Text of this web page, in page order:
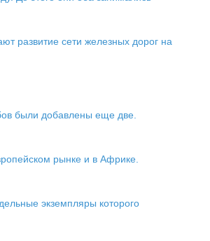
развитие сети железных дорог на
были добавлены еще две.
рынке и в Африке.
экземпляры которого